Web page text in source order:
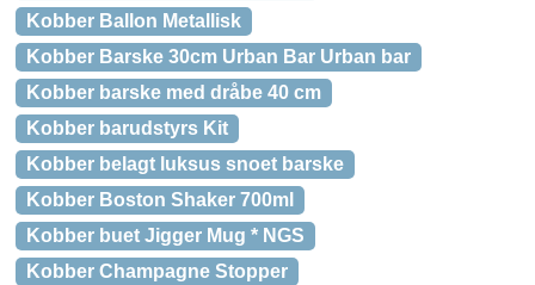
Kobber Ballon Metallisk
Kobber Barske 30cm Urban Bar Urban bar
Kobber barske med dråbe 40 cm
Kobber barudstyrs Kit
Kobber belagt luksus snoet barske
Kobber Boston Shaker 700ml
Kobber buet Jigger Mug * NGS
Kobber Champagne Stopper